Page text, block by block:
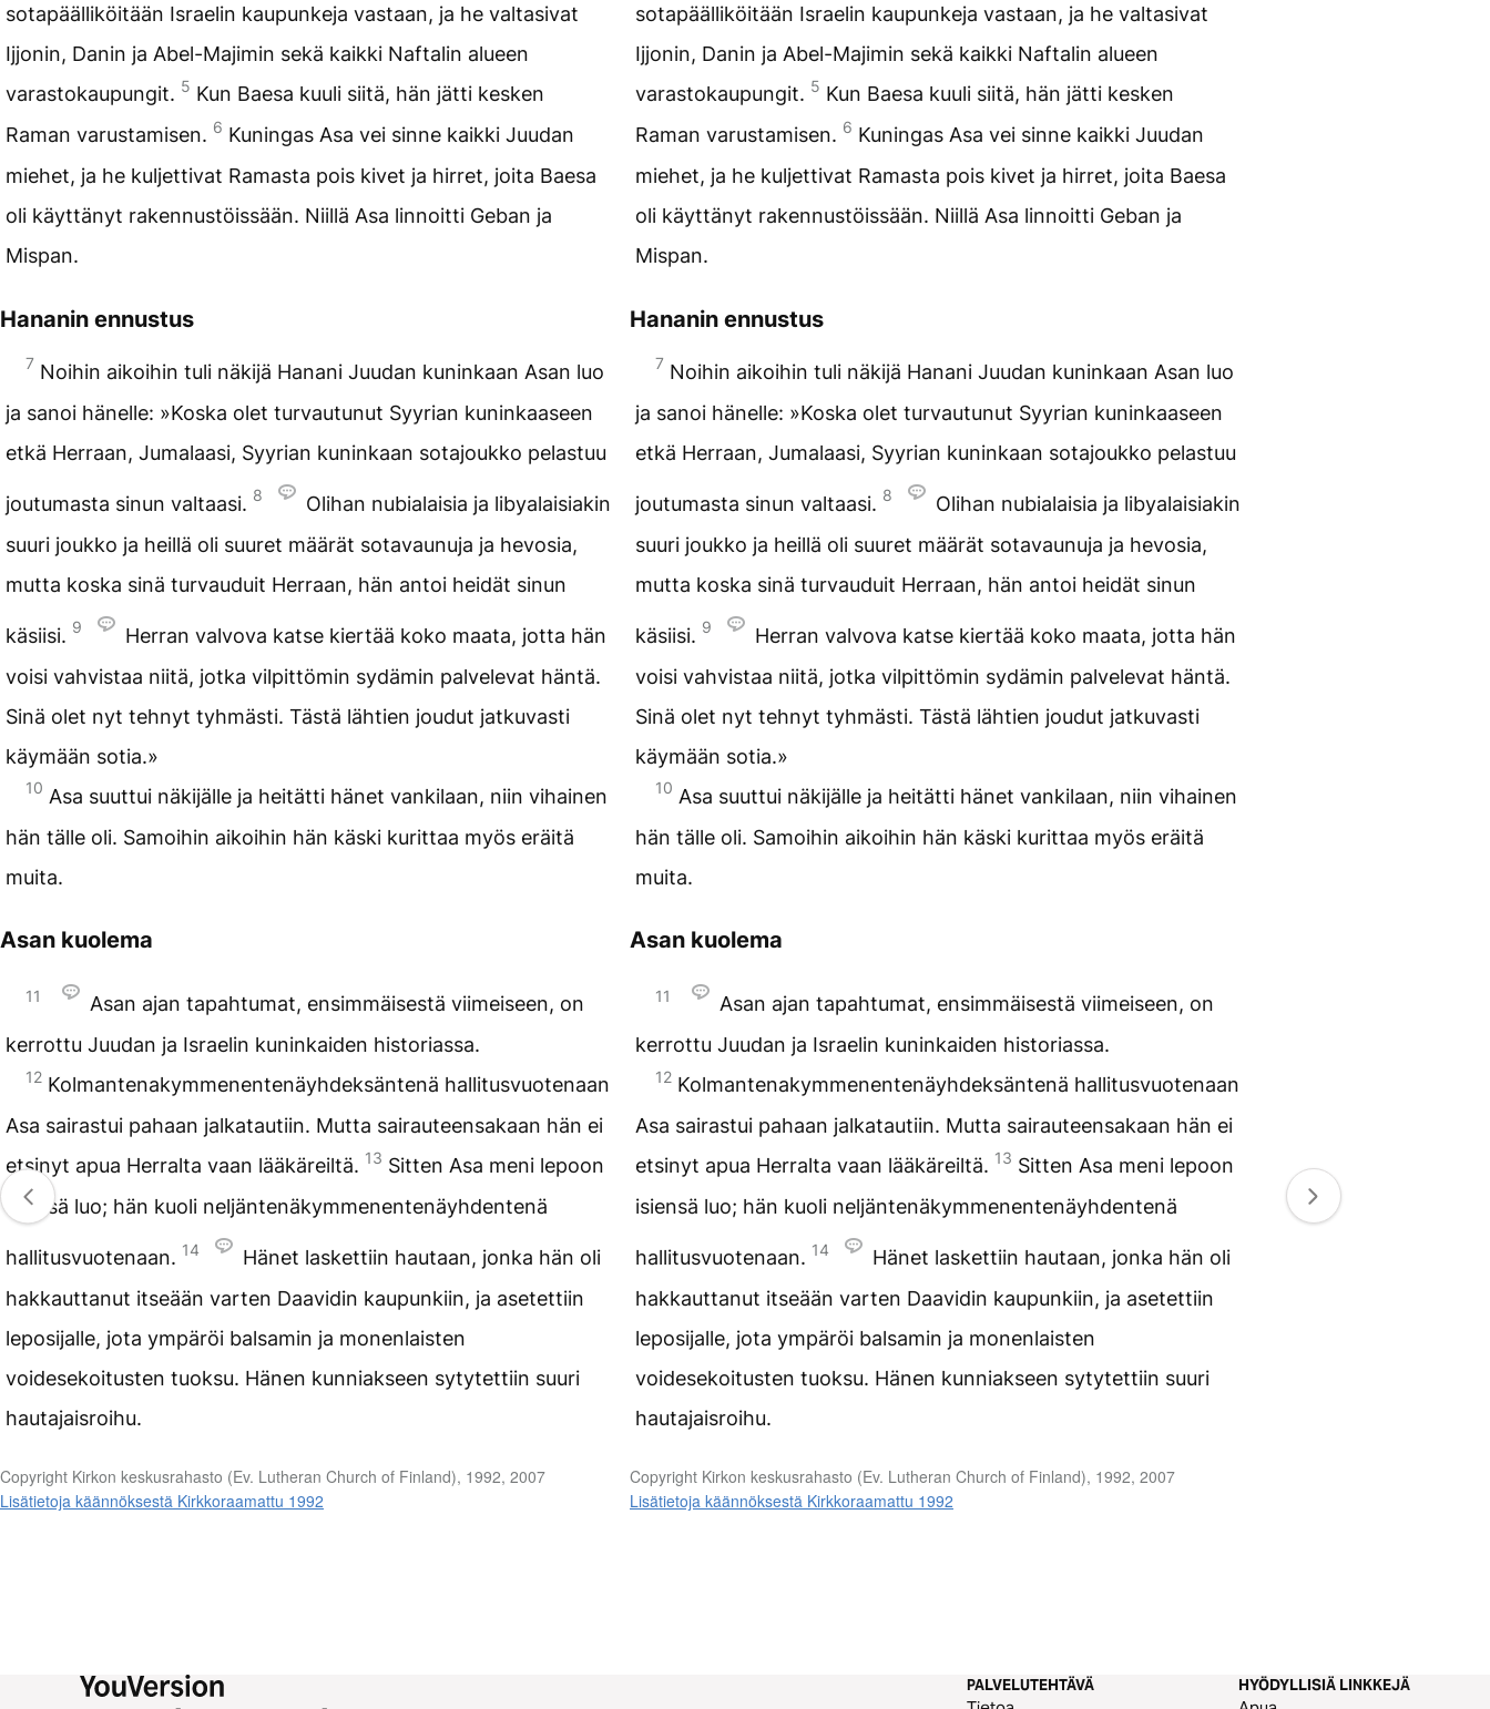
sotapäälliköitään Israelin kaupunkeja vastaan, ja he valtasivat
Ijjonin, Danin ja Abel-Majimin sekä kaikki Naftalin alueen
varastokaupungit. 5 Kun Baesa kuuli siitä, hän jätti kesken
Raman varustamisen. 6 Kuningas Asa vei sinne kaikki Juudan
miehet, ja he kuljettivat Ramasta pois kivet ja hirret, joita Baesa
oli käyttänyt rakennustöissään. Niillä Asa linnoitti Geban ja
Mispan.
Hananin ennustus
7 Noihin aikoihin tuli näkijä Hanani Juudan kuninkaan Asan luo
ja sanoi hänelle: »Koska olet turvautunut Syyrian kuninkaaseen
etkä Herraan, Jumalaasi, Syyrian kuninkaan sotajoukko pelastuu
joutumasta sinun valtaasi. 8
Olihan nubialaisia ja libyalaisiakin
suuri joukko ja heillä oli suuret määrät sotavaunuja ja hevosia,
mutta koska sinä turvauduit Herraan, hän antoi heidät sinun
käsiisi. 9
Herran valvova katse kiertää koko maata, jotta hän
voisi vahvistaa niitä, jotka vilpittömin sydämin palvelevat häntä.
Sinä olet nyt tehnyt tyhmästi. Tästä lähtien joudut jatkuvasti
käymään sotia.»
10 Asa suuttui näkijälle ja heitätti hänet vankilaan, niin vihainen
hän tälle oli. Samoihin aikoihin hän käski kurittaa myös eräitä
muita.
Asan kuolema
11
Asan ajan tapahtumat, ensimmäisestä viimeiseen, on
kerrottu Juudan ja Israelin kuninkaiden historiassa.
12 Kolmantenakymmenentenäyhdeksäntenä hallitusvuotenaan
Asa sairastui pahaan jalkatautiin. Mutta sairauteensakaan hän ei
etsinyt apua Herralta vaan lääkäreiltä. 13 Sitten Asa meni lepoon
isiensä luo; hän kuoli neljäntenäkymmenentenäyhdentenä
hallitusvuotenaan. 14
Hänet laskettiin hautaan, jonka hän oli
hakkauttanut itseään varten Daavidin kaupunkiin, ja asetettiin
leposijalle, jota ympäröi balsamin ja monenlaisten
voidesekoitusten tuoksu. Hänen kunniakseen sytytettiin suuri
hautajaisroihu.
Copyright Kirkon keskusrahasto (Ev. Lutheran Church of Finland), 1992, 2007
Lisätietoja käännöksestä Kirkkoraamattu 1992
sotapäälliköitään Israelin kaupunkeja vastaan, ja he valtasivat
Ijjonin, Danin ja Abel-Majimin sekä kaikki Naftalin alueen
varastokaupungit. 5 Kun Baesa kuuli siitä, hän jätti kesken
Raman varustamisen. 6 Kuningas Asa vei sinne kaikki Juudan
miehet, ja he kuljettivat Ramasta pois kivet ja hirret, joita Baesa
oli käyttänyt rakennustöissään. Niillä Asa linnoitti Geban ja
Mispan.
Hananin ennustus
7 Noihin aikoihin tuli näkijä Hanani Juudan kuninkaan Asan luo
ja sanoi hänelle: »Koska olet turvautunut Syyrian kuninkaaseen
etkä Herraan, Jumalaasi, Syyrian kuninkaan sotajoukko pelastuu
joutumasta sinun valtaasi. 8
Olihan nubialaisia ja libyalaisiakin
suuri joukko ja heillä oli suuret määrät sotavaunuja ja hevosia,
mutta koska sinä turvauduit Herraan, hän antoi heidät sinun
käsiisi. 9
Herran valvova katse kiertää koko maata, jotta hän
voisi vahvistaa niitä, jotka vilpittömin sydämin palvelevat häntä.
Sinä olet nyt tehnyt tyhmästi. Tästä lähtien joudut jatkuvasti
käymään sotia.»
10 Asa suuttui näkijälle ja heitätti hänet vankilaan, niin vihainen
hän tälle oli. Samoihin aikoihin hän käski kurittaa myös eräitä
muita.
Asan kuolema
11
Asan ajan tapahtumat, ensimmäisestä viimeiseen, on
kerrottu Juudan ja Israelin kuninkaiden historiassa.
12 Kolmantenakymmenentenäyhdeksäntenä hallitusvuotenaan
Asa sairastui pahaan jalkatautiin. Mutta sairauteensakaan hän ei
etsinyt apua Herralta vaan lääkäreiltä. 13 Sitten Asa meni lepoon
isiensä luo; hän kuoli neljäntenäkymmenentenäyhdentenä
hallitusvuotenaan. 14
Hänet laskettiin hautaan, jonka hän oli
hakkauttanut itseään varten Daavidin kaupunkiin, ja asetettiin
leposijalle, jota ympäröi balsamin ja monenlaisten
voidesekoitusten tuoksu. Hänen kunniakseen sytytettiin suuri
hautajaisroihu.
Copyright Kirkon keskusrahasto (Ev. Lutheran Church of Finland), 1992, 2007
Lisätietoja käännöksestä Kirkkoraamattu 1992
PALVELUTEHTÄVÄ HYÖDYLLISIÄ LINKKEJÄ